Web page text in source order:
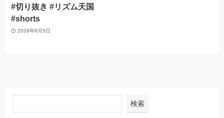
#切り抜き #リズム天国
#shorts
2026年8月5日
検索